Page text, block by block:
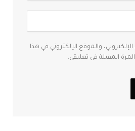
والموقع الإلكتروني في هذا
المقبلة في تعليقي.